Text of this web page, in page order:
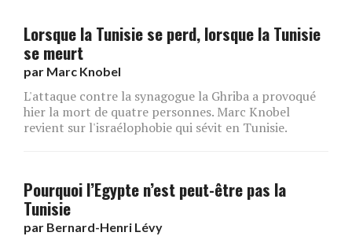
Lorsque la Tunisie se perd, lorsque la Tunisie
se meurt
par Marc Knobel
L'attaque contre la synagogue la Ghriba a provoqué
hier la mort de quatre personnes. Marc Knobel
revient sur l'israélophobie qui sévit en Tunisie.
Pourquoi l’Egypte n’est peut-être pas la
Tunisie
par Bernard-Henri Lévy